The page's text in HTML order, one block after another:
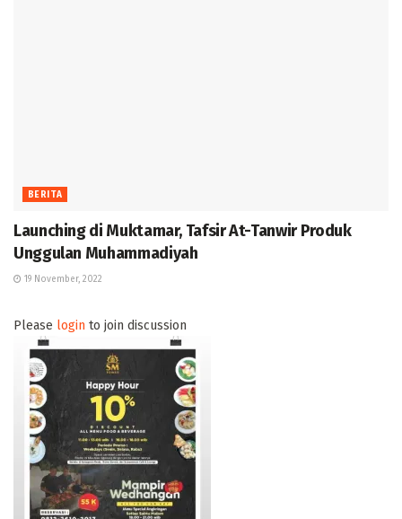
BERITA
Launching di Muktamar, Tafsir At-Tanwir Produk
Unggulan Muhammadiyah
19 November, 2022
Please login to join discussion